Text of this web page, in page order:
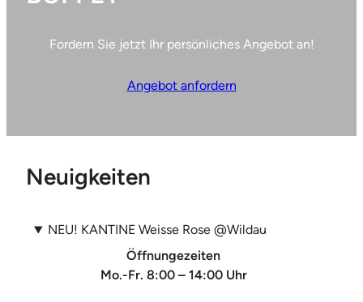
Fordern Sie jetzt Ihr persönliches Angebot an!
Angebot anfordern
Neuigkeiten
NEU! KANTINE Weisse Rose @Wildau
Öffnungezeiten
Mo.-Fr. 8:00 – 14:00 Uhr